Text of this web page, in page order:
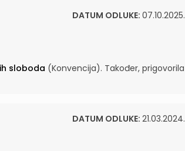
DATUM ODLUKE: 07.10.2025.
sloboda (Konvencija). Također, prigovorila
DATUM ODLUKE: 21.03.2024.